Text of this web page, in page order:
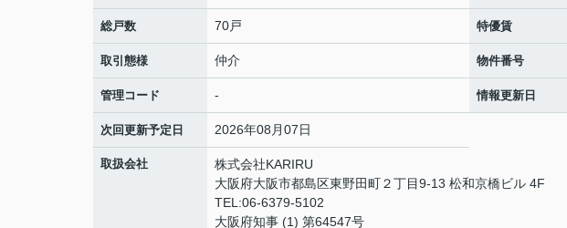
総戸数 70戸 特優賃
取引態様 仲介 物件番号
管理コード - 情報更新日
次回更新予定日 2026年08月07日
取扱会社
株式会社KARIRU
大阪府大阪市都島区東野田町２丁目9-13 松和京橋ビル 4F
TEL:06-6379-5102
大阪府知事 (1) 第64547号